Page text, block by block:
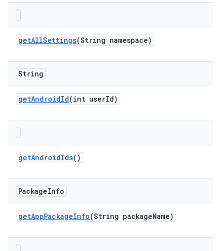
getAllSettings(String namespace)
String
getAndroidId(int userId)
getAndroidIds()
PackageInfo
getAppPackageInfo(String packageName)